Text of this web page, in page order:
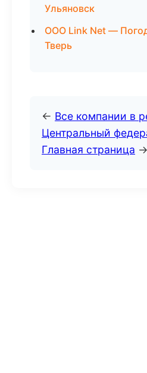
Ульяновск
ООО Link Net —
Тверь
← Все компании в
Центральный
Главная страница →